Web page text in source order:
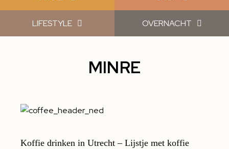
LIFESTYLE OVERNACHT
MINRE
Koffie drinken in Utrecht – Lijstje met koffie